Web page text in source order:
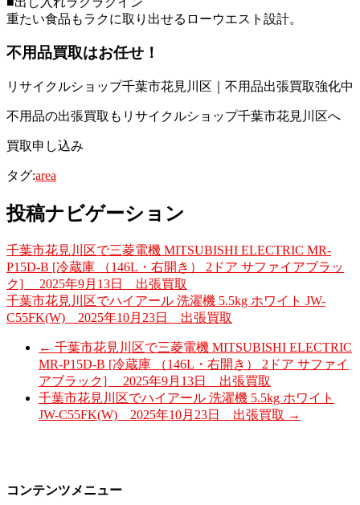
重たい食品もラクに取り出せるローウエスト設計。
不用品買取はお任せ！
リサイクルショップ千葉市花見川区｜不用品出張買取強化中
不用品の出張買取もリサイクルショップ千葉市花見川区へ
買取申し込み
タグ:area
投稿ナビゲーション
千葉市花見川区で三菱電機 MITSUBISHI ELECTRIC MR-
P15D-B [冷蔵庫 （146L・右開き） 2ドア サファイアブラッ
ク] 2025年9月13日 出張買取
千葉市花見川区でハイアール 洗濯機 5.5kg ホワイト JW-
C55FK(W) 2025年10月23日 出張買取
← 千葉市花見川区で三菱電機 MITSUBISHI ELECTRIC
MR-P15D-B [冷蔵庫 （146L・右開き） 2ドア サファイ
アブラック] 2025年9月13日 出張買取
千葉市花見川区でハイアール 洗濯機 5.5kg ホワイト
JW-C55FK(W) 2025年10月23日 出張買取 →
コンテンツメニュー